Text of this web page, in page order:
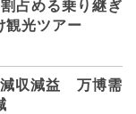
占める乗り継ぎ
観光ツアー
減収減益 万博需